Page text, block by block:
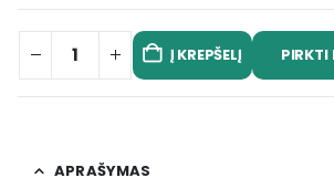
Į KREPŠELĮ PIRKTI
APRAŠYMAS